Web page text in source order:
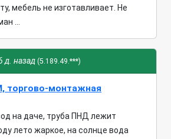
мебель не изготавливает. Не
...
д. назад (5.189.49.***)
торгово-монтажная
на даче, труба ПНД лежит
лето жаркое, на солнце вода